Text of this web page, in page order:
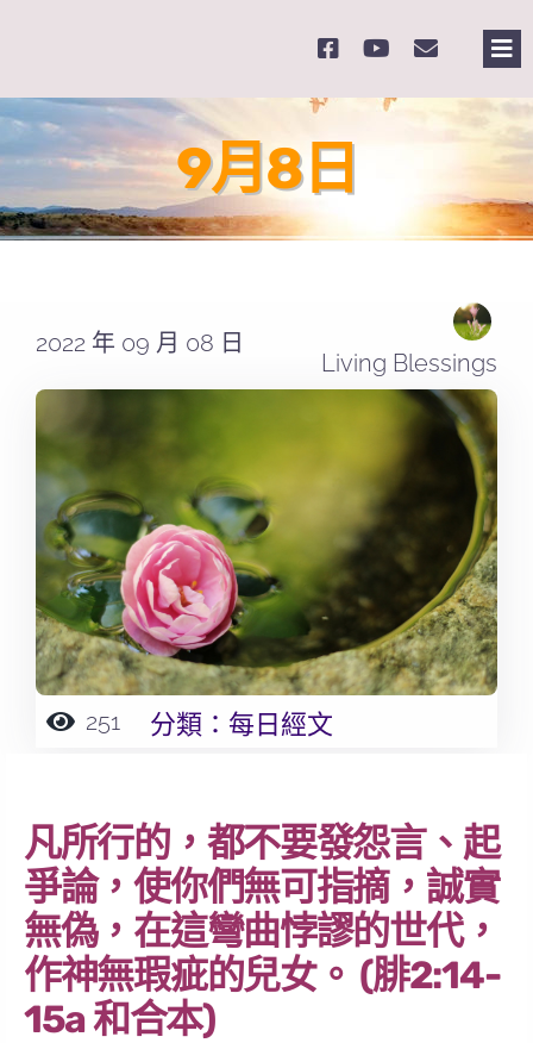
content
9月8日
2022 年 09 月 08 日
Living Blessings
251 分類： 每日經文
凡所行的，都不要發怨言、起
爭論，使你們無可指摘，誠實
無偽，在這彎曲悖謬的世代，
作神無瑕疵的兒女。 (腓2:14-
15a 和合本)